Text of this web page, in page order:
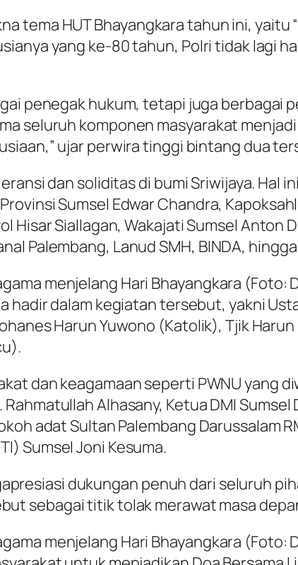
tema HUT Bhayangkara tahun ini, yaitu
yang ke-80 tahun, Polri tidak lagi
penegak hukum, tetapi juga berbagai
seluruh komponen masyarakat
ujar perwira tinggi bintang dua
dan soliditas di bumi Sriwijaya. Hal
Sumsel Edwar Chandra,
Hisar Siallagan, Wakajati Sumsel
Palembang, Lanud SMH, BINDA,
menjelang Hari Bhayangkara (Foto:
hadir dalam kegiatan tersebut, yakni
Harun Yuwono (Katolik), Tjik
dan keagamaan seperti PWNU yang
Alhasany, Ketua DMI Sumsel
adat Sultan Palembang Darussalam
Sumsel Joni Kesuma.
dukungan penuh dari seluruh
sebagai titik tolak merawat masa
menjelang Hari Bhayangkara (Foto: